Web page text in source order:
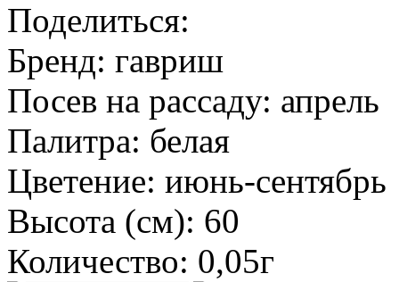
Поделиться:
Бренд: гавриш
Посев на рассаду: апрель
Палитра: белая
Цветение: июнь-сентябрь
Высота (см): 60
Количество: 0,05г